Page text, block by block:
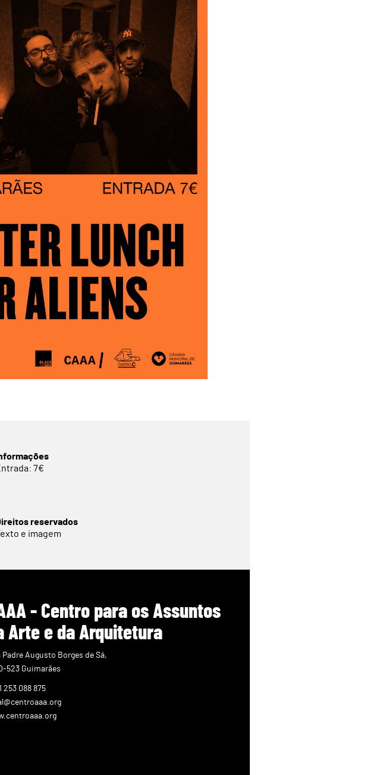
7€
reservados
e imagem
- Centro para os Assuntos
Arte e da Arquitetura
Padre Augusto Borges de Sá,
523 Guimarães
253 088 875